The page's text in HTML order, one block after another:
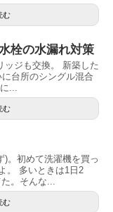
む
栓の水漏れ対策
ッジも交換。 新築した
台所のシングル混合
...
む
)。初めて洗濯機を買っ
。 多いときは1日2
。そんな...
む